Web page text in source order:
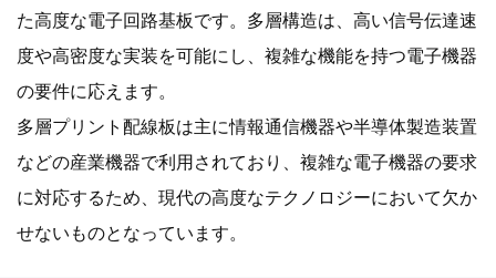
た高度な電子回路基板です。多層構造は、高い信号伝達速
度や高密度な実装を可能にし、複雑な機能を持つ電子機器
の要件に応えます。
多層プリント配線板は主に情報通信機器や半導体製造装置
などの産業機器で利用されており、複雑な電子機器の要求
に対応するため、現代の高度なテクノロジーにおいて欠か
せないものとなっています。